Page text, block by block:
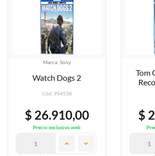
Tom Clancy's Ghost
Recon: Breakpoint
$ 26.910,00